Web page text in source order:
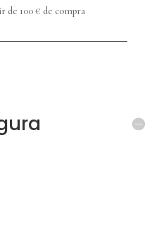
de 100 € de compra